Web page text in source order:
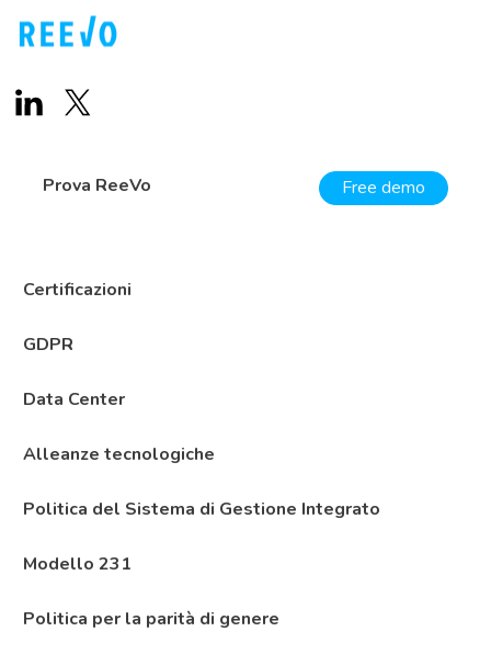
Prova ReeVo Free demo
Certificazioni
GDPR
Data Center
Alleanze tecnologiche
Politica del Sistema di Gestione Integrato
Modello 231
Politica per la parità di genere